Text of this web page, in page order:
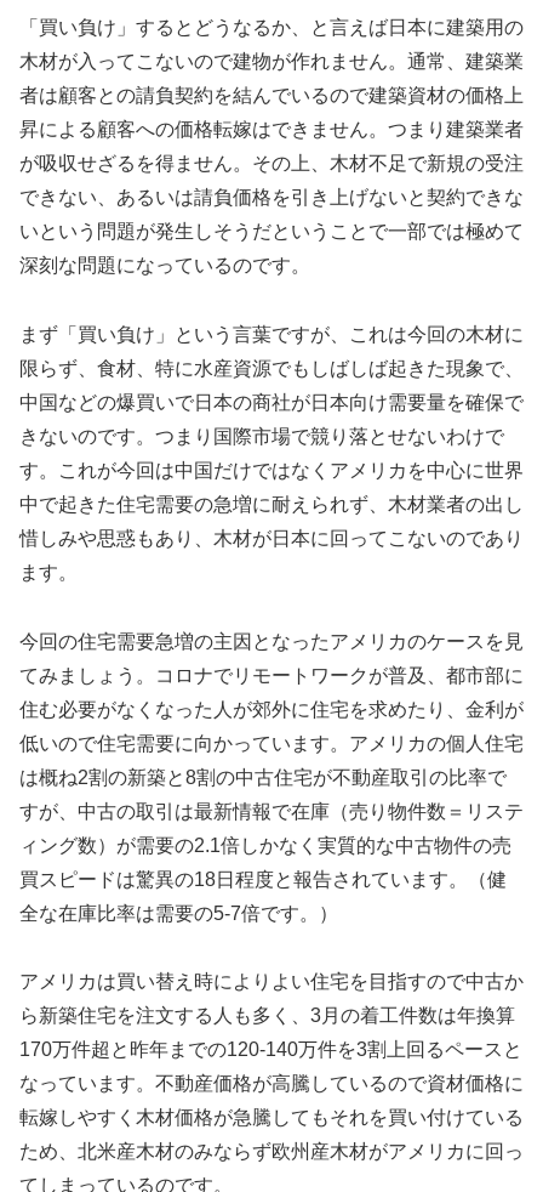
「買い負け」するとどうなるか、と言えば日本に建築用の
木材が入ってこないので建物が作れません。通常、建築業
者は顧客との請負契約を結んでいるので建築資材の価格上
昇による顧客への価格転嫁はできません。つまり建築業者
が吸収せざるを得ません。その上、木材不足で新規の受注
できない、あるいは請負価格を引き上げないと契約できな
いという問題が発生しそうだということで一部では極めて
深刻な問題になっているのです。
まず「買い負け」という言葉ですが、これは今回の木材に
限らず、食材、特に水産資源でもしばしば起きた現象で、
中国などの爆買いで日本の商社が日本向け需要量を確保で
きないのです。つまり国際市場で競り落とせないわけで
す。これが今回は中国だけではなくアメリカを中心に世界
中で起きた住宅需要の急増に耐えられず、木材業者の出し
惜しみや思惑もあり、木材が日本に回ってこないのであり
ます。
今回の住宅需要急増の主因となったアメリカのケースを見
てみましょう。コロナでリモートワークが普及、都市部に
住む必要がなくなった人が郊外に住宅を求めたり、金利が
低いので住宅需要に向かっています。アメリカの個人住宅
は概ね2割の新築と8割の中古住宅が不動産取引の比率で
すが、中古の取引は最新情報で在庫（売り物件数＝リステ
ィング数）が需要の2.1倍しかなく実質的な中古物件の売
買スピードは驚異の18日程度と報告されています。（健
全な在庫比率は需要の5-7倍です。）
アメリカは買い替え時によりよい住宅を目指すので中古か
ら新築住宅を注文する人も多く、3月の着工件数は年換算
170万件超と昨年までの120-140万件を3割上回るペースと
なっています。不動産価格が高騰しているので資材価格に
転嫁しやすく木材価格が急騰してもそれを買い付けている
ため、北米産木材のみならず欧州産木材がアメリカに回っ
てしまっているのです。